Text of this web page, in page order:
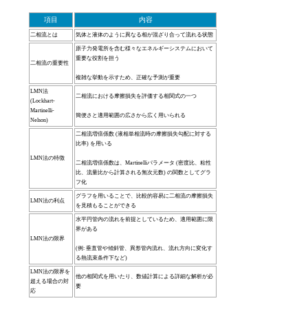
項目 内容
二相流とは 気体と液体のように異なる相が混ざり合って流れる状態
二相流の重要性
原子力発電所を含む様々なエネルギーシステムにおいて
重要な役割を担う
複雑な挙動を示すため、正確な予測が重要
LMN法
(Lockhart-
Martinelli-
Nelson)
二相流における摩擦損失を評価する相関式の一つ
簡便さと適用範囲の広さから広く用いられる
LMN法の特徴
二相流増倍係数 (液相単相流時の摩擦損失勾配に対する
比率) を用いる
二相流増倍係数は、Martinelliパラメータ (密度比、粘性
比、流量比から計算される無次元数) の関数としてグラ
フ化
LMN法の利点
グラフを用いることで、比較的容易に二相流の摩擦損失
を見積もることができる
LMN法の限界
水平円管内の流れを前提としているため、適用範囲に限
界がある
(例: 垂直管や傾斜管、異形管内流れ、流れ方向に変化す
る熱流束条件下など)
LMN法の限界を
超える場合の対
応
他の相関式を用いたり、数値計算による詳細な解析が必
要